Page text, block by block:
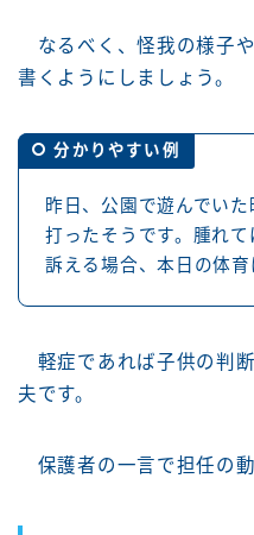
なるべく、怪我の様子
書くようにしましょう。
分かりやすい例
昨日、公園で遊んでい
打ったそうです。腫れ
訴える場合、本日の体育
軽症であれば子供の判
夫です。
保護者の一言で担任の